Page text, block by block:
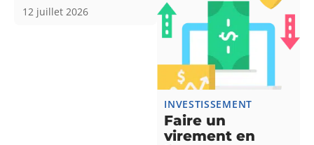
12 juillet 2026
INVESTISSEMENT
Faire un
virement en